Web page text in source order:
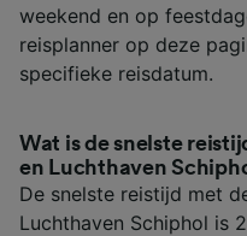
weekend en op
reisplanner op deze
specifieke reisdatum.
Wat is de snelste
en Luchthaven
De snelste reistijd met
Luchthaven Schiphol is